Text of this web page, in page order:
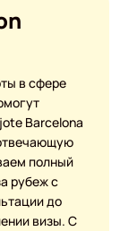
в сфере
Barcelona
полный
рубеж с
до
визы. С